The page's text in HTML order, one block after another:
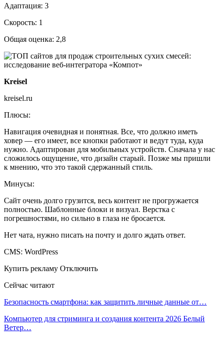
Адаптация: 3
Скорость: 1
Общая оценка: 2,8
Kreisel
kreisel.ru
Плюсы:
Навигация очевидная и понятная. Все, что должно иметь
ховер — его имеет, все кнопки работают и ведут туда, куда
нужно. Адаптирован для мобильных устройств. Сначала у нас
сложилось ощущение, что дизайн старый. Позже мы пришли
к мнению, что это такой сдержанный стиль.
Минусы:
Сайт очень долго грузится, весь контент не прогружается
полностью. Шаблонные блоки и визуал. Верстка с
погрешностями, но сильно в глаза не бросается.
Нет чата, нужно писать на почту и долго ждать ответ.
CMS: WordPress
Купить рекламу Отключить
Сейчас читают
Безопасность смартфона: как защитить личные данные от…
Компьютер для стриминга и создания контента 2026 Белый
Ветер…